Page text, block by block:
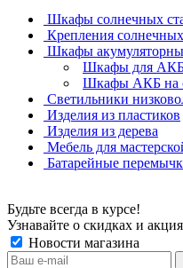
Шкафы солнечных
Крепления
Шкафы
Шкафы для АКБ
Шкафы АКБ на
Светильники
Изделия из пластиков
Изделия из дерева
Мебель для
Батарейные
Будьте всегда в курсе!
Узнавайте о скидках и
Новости магазина